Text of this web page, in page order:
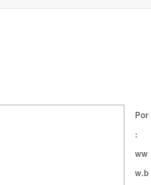
Por
:
ww
w.b